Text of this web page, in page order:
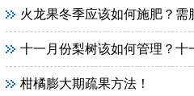
火龙果冬季应该如何施肥？需肥
十一月份梨树该如何管理？十一月份
柑橘膨大期疏果方法！